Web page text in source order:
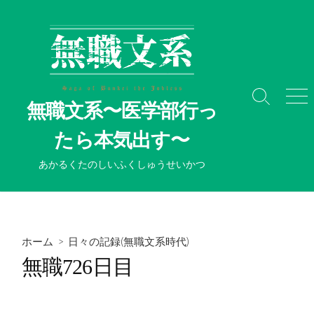
無職文系〜医学部行っ
たら本気出す〜
あかるくたのしいふくしゅうせいかつ
検
メ
ホーム > 日々の記録(無職文系時代)
無職726日目